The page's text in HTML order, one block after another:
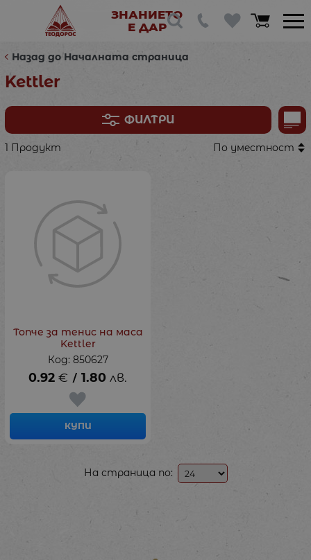
ЗНАНИЕТО
Е ДАР
Назад до Началната страница
Kettler
ФИЛТРИ
1 Продукт По уместност
Топче за тенис на маса
Kettler
Код: 850627
0.92 € / 1.80 лв.
КУПИ
На страница по: